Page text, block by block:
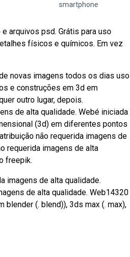
smartphone
arquivos psd. Grátis para uso
físicos e químicos. Em vez
novas imagens todos os dias uso
e construções em 3d em
outro lugar, depois.
de alta qualidade. Webé iniciada
(3d) em diferentes pontos
não requerida imagens de
requerida imagens de alta
freepik.
imagens de alta qualidade.
de alta qualidade. Web14320
(. blend)), 3ds max (. max),